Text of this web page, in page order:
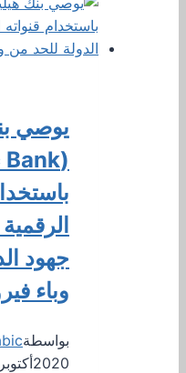
يوصي
جهود
وباء
بواسطة
2020أكتوبر 16, 2020